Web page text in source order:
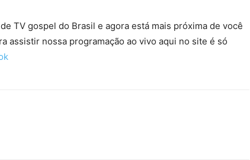
TV gospel do Brasil e agora está mais próxima de você
assistir nossa programação ao vivo aqui no site é só